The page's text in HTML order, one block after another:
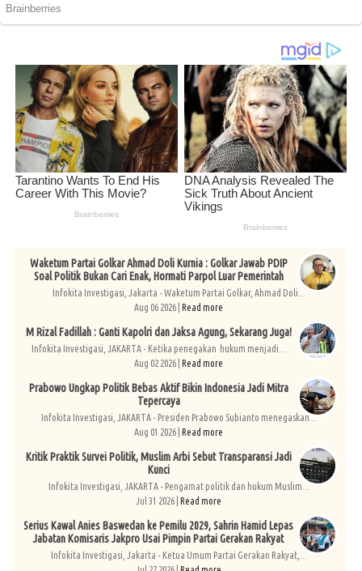
Waketum Partai Golkar Ahmad Doli Kurnia : Golkar Jawab PDIP
Soal Politik Bukan Cari Enak, Hormati Parpol Luar Pemerintah
Infokita Investigasi, Jakarta - Waketum Partai Golkar, Ahmad Doli...
Aug 06 2026 | Read more
M Rizal Fadillah : Ganti Kapolri dan Jaksa Agung, Sekarang Juga!
Infokita Investigasi, JAKARTA - Ketika penegakan hukum menjadi...
Aug 02 2026 | Read more
Prabowo Ungkap Politik Bebas Aktif Bikin Indonesia Jadi Mitra
Tepercaya
Infokita Investigasi, JAKARTA - Presiden Prabowo Subianto menegaskan...
Aug 01 2026 | Read more
Kritik Praktik Survei Politik, Muslim Arbi Sebut Transparansi Jadi
Kunci
Infokita Investigasi, JAKARTA - Pengamat politik dan hukum Muslim...
Jul 31 2026 | Read more
Serius Kawal Anies Baswedan ke Pemilu 2029, Sahrin Hamid Lepas
Jabatan Komisaris Jakpro Usai Pimpin Partai Gerakan Rakyat
Infokita Investigasi, Jakarta - Ketua Umum Partai Gerakan Rakyat,...